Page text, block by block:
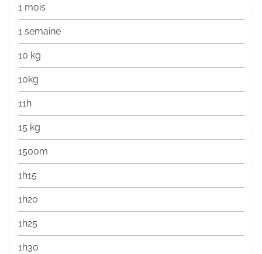
1 mois
1 semaine
10 kg
10kg
11h
15 kg
1500m
1h15
1h20
1h25
1h30